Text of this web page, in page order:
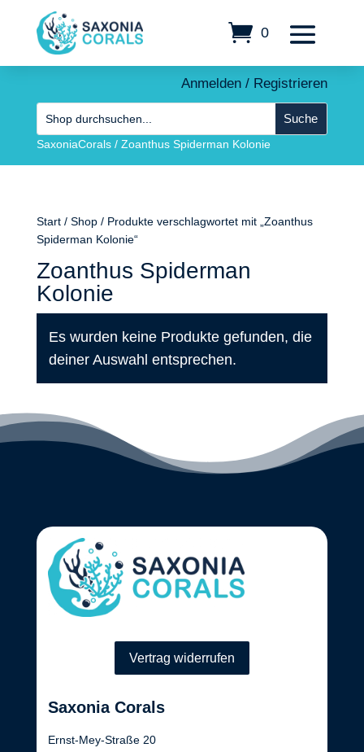
0
Anmelden / Registrieren
SaxoniaCorals/ Zoanthus Spiderman Kolonie
Start/ Shop/ Produkte verschlagwortet mit „Zoanthus
Spiderman Kolonie“
Zoanthus Spiderman
Kolonie
Es wurden keine Produkte gefunden, die
deiner Auswahl entsprechen.
Vertrag widerrufen
Saxonia Corals
Ernst-Mey-Straße 20